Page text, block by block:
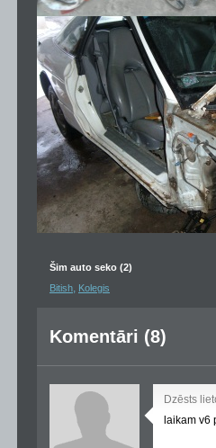
Šim auto seko (2)
Bitish, Kolegis
Komentāri (8)
Dzēsts
laikam v6